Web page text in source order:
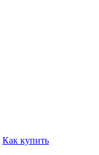
Как купить